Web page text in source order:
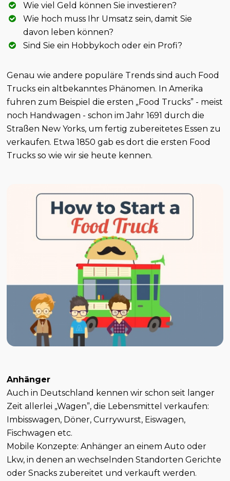
Wie viel Geld können Sie investieren?
Wie hoch muss Ihr Umsatz sein, damit Sie
davon leben können?
Sind Sie ein Hobbykoch oder ein Profi?
Genau wie andere populäre Trends sind auch Food
Trucks ein altbekanntes Phänomen. In Amerika
fuhren zum Beispiel die ersten „Food Trucks” - meist
noch Handwagen - schon im Jahr 1691 durch die
Straßen New Yorks, um fertig zubereitetes Essen zu
verkaufen. Etwa 1850 gab es dort die ersten Food
Trucks so wie wir sie heute kennen.
Anhänger
Auch in Deutschland kennen wir schon seit langer
Zeit allerlei „Wagen”, die Lebensmittel verkaufen:
Imbisswagen, Döner, Currywurst, Eiswagen,
Fischwagen etc.
Mobile Konzepte: Anhänger an einem Auto oder
Lkw, in denen an wechselnden Standorten Gerichte
oder Snacks zubereitet und verkauft werden.